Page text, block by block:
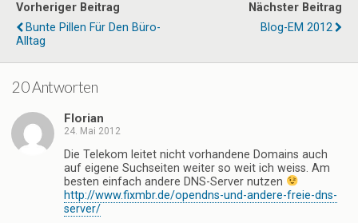
Vorheriger Beitrag
Bunte Pillen Für Den Büro-
Alltag
Nächster Beitrag
Blog-EM 2012
20 Antworten
Florian
24. Mai 2012
Die Telekom leitet nicht vorhandene Domains auch
auf eigene Suchseiten weiter so weit ich weiss. Am
besten einfach andere DNS-Server nutzen
http://www.fixmbr.de/opendns-und-andere-freie-dns-
server/